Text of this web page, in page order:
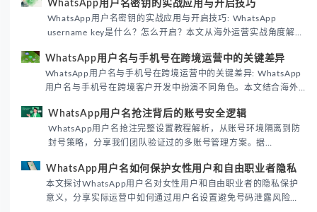
WhatsApp用户名密钥的实战应用与开启技巧
WhatsApp用户名密钥的实战应用与开启技巧: WhatsApp
username key是什么？怎么开启？本文从海外运营实战角度解析
跨境团队高效触达目标客户。
WhatsApp用户名与手机号在跨境运营中的关键差异
WhatsApp用户名与手机号在跨境运营中的关键差异: WhatsApp
用户名与手机号在跨境客户开发中扮演不同角色。本文结合海外
中的实际差异，帮助团队优化WhatsApp营销策略。
WhatsApp用户名抢注背后的账号安全逻辑
WhatsApp用户名抢注完整设置教程解析，从账号环境隔离到防
封号策略，分享我们团队验证过的多账号管理方案。据
定性直接影响转化率。
WhatsApp用户名如何保护女性用户和自由职业者隐私
本文探讨WhatsApp用户名对女性用户和自由职业者的隐私保护
意义，分享实际运营中如何通过用户名设置避免号码泄露风险，